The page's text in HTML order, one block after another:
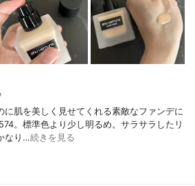
に肌を美しく見せてくれる素敵なファンデに
。標準色より少し明るめ。サラサラしたリ
なり…続きを見る